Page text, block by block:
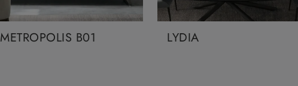
METROPOLIS B01 LYDIA